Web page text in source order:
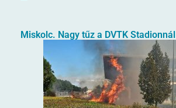
Miskolc. Nagy tűz a DVTK Stadionnál